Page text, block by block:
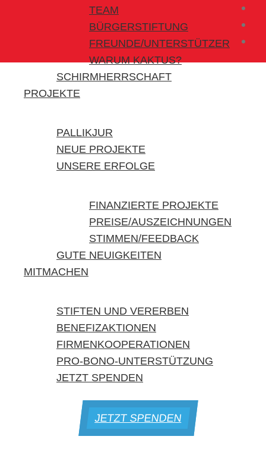
TEAM
BÜRGERSTIFTUNG
FREUNDE/UNTERSTÜTZER
WARUM KAKTUS?
SCHIRMHERRSCHAFT
PROJEKTE
PALLIKJUR
NEUE PROJEKTE
UNSERE ERFOLGE
FINANZIERTE PROJEKTE
PREISE/AUSZEICHNUNGEN
STIMMEN/FEEDBACK
GUTE NEUIGKEITEN
MITMACHEN
STIFTEN UND VERERBEN
BENEFIZAKTIONEN
FIRMENKOOPERATIONEN
PRO-BONO-UNTERSTÜTZUNG
JETZT SPENDEN
JETZT SPENDEN